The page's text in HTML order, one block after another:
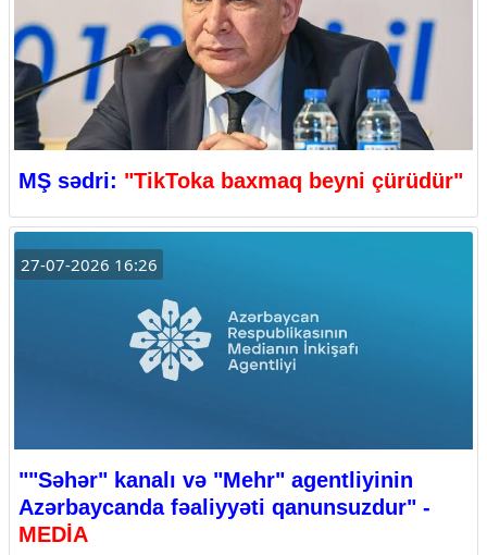
MŞ sədri: "TikToka baxmaq beyni çürüdür"
27-07-2026 16:26
""Səhər" kanalı və "Mehr" agentliyinin
Azərbaycanda fəaliyyəti qanunsuzdur" -
MEDİA